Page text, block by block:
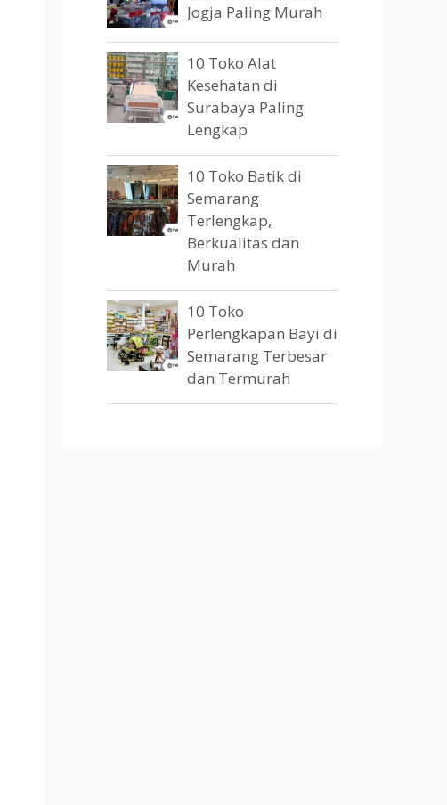
Jogja Paling Murah
10 Toko Alat
Kesehatan di
Surabaya Paling
Lengkap
10 Toko Batik di
Semarang
Terlengkap,
Berkualitas dan
Murah
10 Toko
Perlengkapan Bayi di
Semarang Terbesar
dan Termurah